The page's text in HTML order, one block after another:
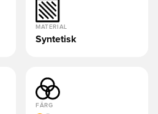
MATERIAL
Syntetisk
FÄRG